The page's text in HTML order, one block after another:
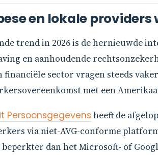
en lokale
trend in 2026 is de hernieuwde
en aanhoudende
financiële sector vragen steeds
met een
Persoonsgegevens heeft de
via niet-AVG-conforme
dan het Microsoft- of